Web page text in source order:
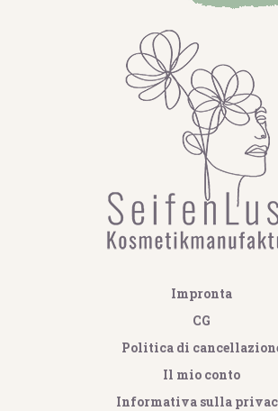
Impronta
CG
Politica di
Il mio conto
Informativa sulla